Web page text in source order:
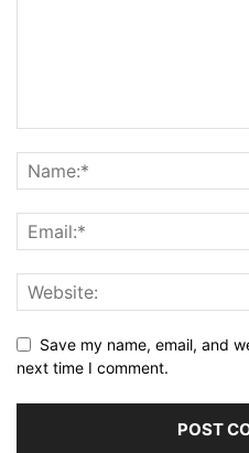
Save my name, email, and
next time I comment.